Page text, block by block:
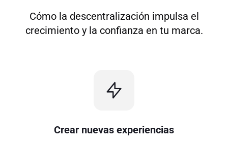
Cómo la descentralización impulsa el
crecimiento y la confianza en tu marca.
Crear nuevas experiencias